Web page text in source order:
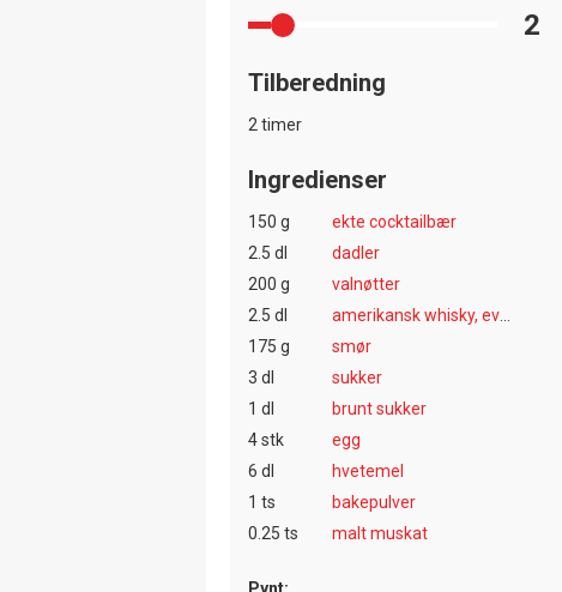
2
Tilberedning
2 timer
Ingredienser
150 g
ekte cocktailbær
2.5 dl
dadler
200 g
valnøtter
2.5 dl
175 g
smør
3 dl
sukker
1 dl
brunt sukker
4 stk
egg
6 dl
hvetemel
1 ts
bakepulver
0.25 ts
malt muskat